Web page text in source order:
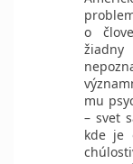
o
mu
– svet
kde je